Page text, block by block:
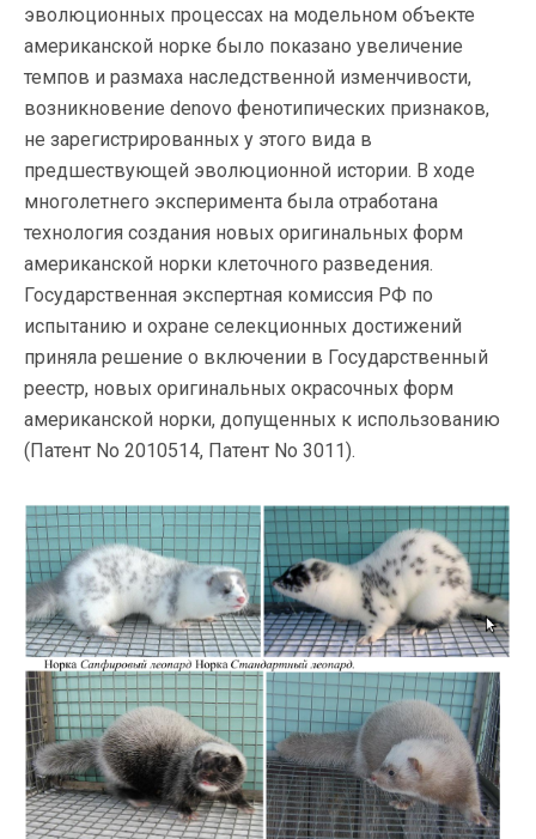
эволюционных процессах на модельном объекте
американской норке было показано увеличение
темпов и размаха наследственной изменчивости,
возникновение denovo фенотипических признаков,
не зарегистрированных у этого вида в
предшествующей эволюционной истории. В ходе
многолетнего эксперимента была отработана
технология создания новых оригинальных форм
американской норки клеточного разведения.
Государственная экспертная комиссия РФ по
испытанию и охране селекционных достижений
приняла решение о включении в Государственный
реестр, новых оригинальных окрасочных форм
американской норки, допущенных к использованию
(Патент No 2010514, Патент No 3011).